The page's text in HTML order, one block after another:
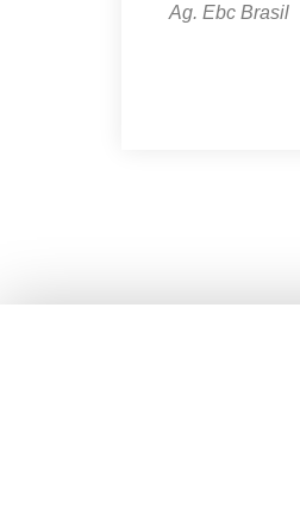
Ag. Ebc Brasil